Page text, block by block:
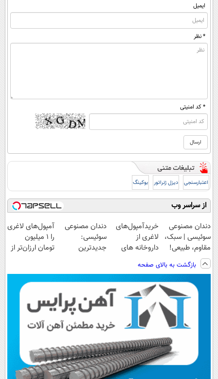
ایمیل
* نظر
* کد امنیتی
اعتبارسنجی دیزل ژنراتور بوکینگ
از سراسر وب
دندان مصنوعی
سوئیسی | سبک،
مقاوم، طبیعی!
ویزیت
رایگان+پرداخت
اقساطی😍
خریدآمپول‌های
لاغری از
داروخانه های
فوری همراه با
پک یخ!
دندان مصنوعی
سوئیسی:
جدیدترین
پرداخت قسطی
آمپول‌های لاغری
را ۱ میلیون
تومان ارزان‌تر از
بازگشت به بالای صفحه